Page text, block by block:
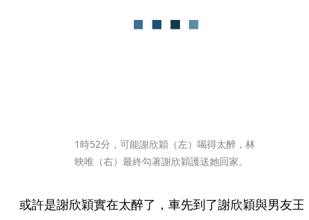
1時52分，可能謝欣穎（左）喝得太醉，林
映唯（右）最終勾著謝欣穎護送她回家。
或許是謝欣穎實在太醉了，車先到了謝欣穎與男友王